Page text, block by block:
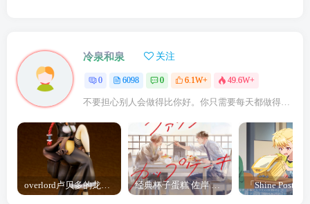
冷泉和泉 关注
0 6098 0 6.1W+ 49.6W+
不要担心别人会做得比你好。你只需要每天都做得比前一天好就可以了
overlord卢贝多的龙王谁厉害 「Overlord」露普斯蕾琪娜·贝塔手办开订 经典杯子蛋糕 佐岸 漫画「经典杯子蛋糕」宣布真人日剧化